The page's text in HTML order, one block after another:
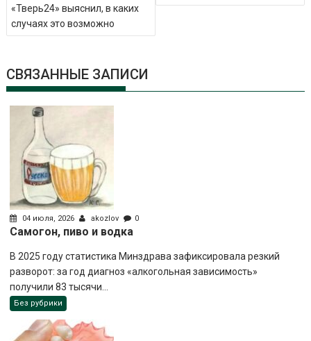
«Тверь24» выяснил, в каких
случаях это возможно
СВЯЗАННЫЕ ЗАПИСИ
04 июля, 2026 akozlov 0
Самогон, пиво и водка
В 2025 году статистика Минздрава зафиксировала резкий
разворот: за год диагноз «алкогольная зависимость»
получили 83 тысячи...
Без рубрики